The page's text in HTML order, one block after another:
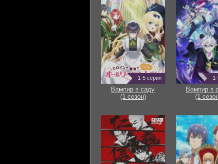
1-5 серия
Вампир в саду
(1 сезон)
Вампир в
(1